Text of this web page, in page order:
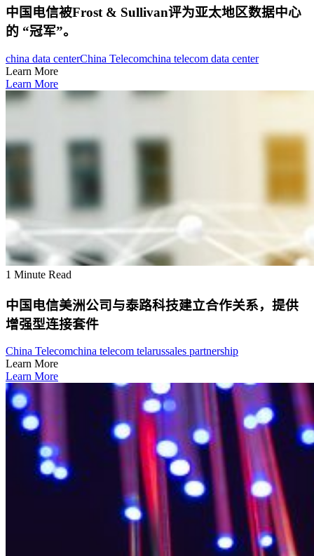
中国电信被Frost & Sullivan评为亚太地区数据中心
的 “冠军”。
china data centerChina Telecomchina telecom data center
Learn More
Learn More
1 Minute Read
中国电信美洲公司与泰路科技建立合作关系，提供
增强型连接套件
China Telecomchina telecom telarussales partnership
Learn More
Learn More